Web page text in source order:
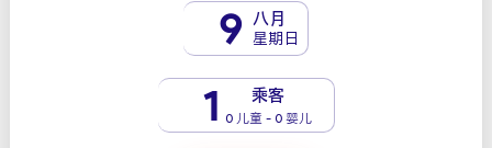
9 八月
星期日
1 乘客
0 儿童 - 0 婴儿